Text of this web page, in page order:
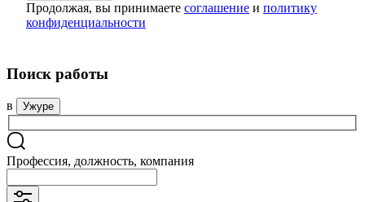
Продолжая, вы принимаете соглашение и политику
конфиденциальности
Поиск работы
в Ужуре
Профессия, должность, компания